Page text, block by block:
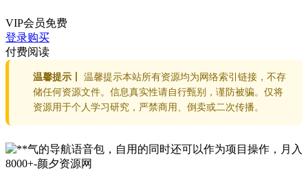
VIP会员免费
登录购买
付费阅读
温馨提示丨
温馨提示本站所有资源均为网络索引链接，不存
储任何资源文件。信息真实性请自行甄别，谨防被骗。仅将
资源用于个人学习研究，严禁商用、倒卖或二次传播。